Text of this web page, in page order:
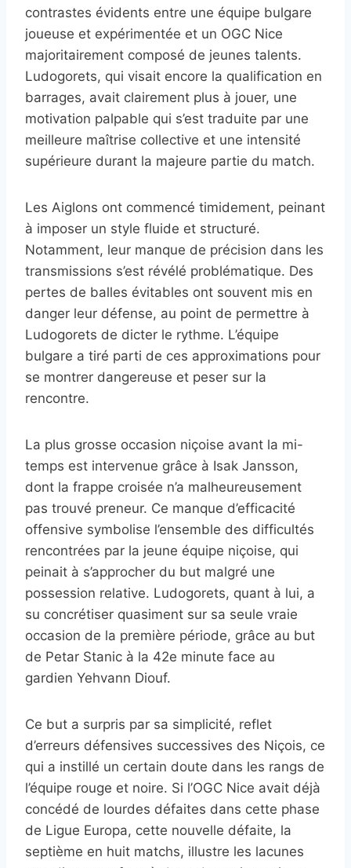
contrastes évidents entre une équipe bulgare
joueuse et expérimentée et un OGC Nice
majoritairement composé de jeunes talents.
Ludogorets, qui visait encore la qualification en
barrages, avait clairement plus à jouer, une
motivation palpable qui s’est traduite par une
meilleure maîtrise collective et une intensité
supérieure durant la majeure partie du match.
Les Aiglons ont commencé timidement, peinant
à imposer un style fluide et structuré.
Notamment, leur manque de précision dans les
transmissions s’est révélé problématique. Des
pertes de balles évitables ont souvent mis en
danger leur défense, au point de permettre à
Ludogorets de dicter le rythme. L’équipe
bulgare a tiré parti de ces approximations pour
se montrer dangereuse et peser sur la
rencontre.
La plus grosse occasion niçoise avant la mi-
temps est intervenue grâce à Isak Jansson,
dont la frappe croisée n’a malheureusement
pas trouvé preneur. Ce manque d’efficacité
offensive symbolise l’ensemble des difficultés
rencontrées par la jeune équipe niçoise, qui
peinait à s’approcher du but malgré une
possession relative. Ludogorets, quant à lui, a
su concrétiser quasiment sur sa seule vraie
occasion de la première période, grâce au but
de Petar Stanic à la 42e minute face au
gardien Yehvann Diouf.
Ce but a surpris par sa simplicité, reflet
d’erreurs défensives successives des Niçois, ce
qui a instillé un certain doute dans les rangs de
l’équipe rouge et noire. Si l’OGC Nice avait déjà
concédé de lourdes défaites dans cette phase
de Ligue Europa, cette nouvelle défaite, la
septième en huit matchs, illustre les lacunes